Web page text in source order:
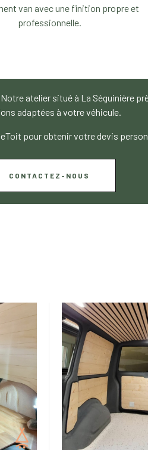
van avec une finition propre et
professionnelle.
atelier situé à La Séguinière
adaptées à votre véhicule.
pour obtenir votre devis
CONTACTEZ-NOUS